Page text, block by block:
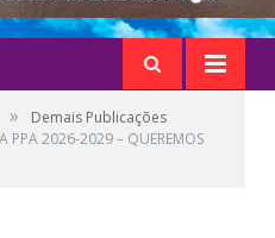
»
Demais Publicações
PPA 2026-2029 – QUEREMOS